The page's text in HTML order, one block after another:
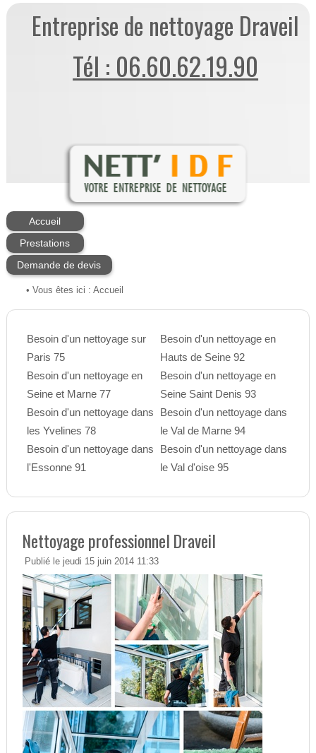
Entreprise de nettoyage Draveil
Tél : 06.60.62.19.90
Accueil
Prestations
Demande de devis
• Vous êtes ici : Accueil
Besoin d'un nettoyage sur
Paris 75
Besoin d'un nettoyage en
Seine et Marne 77
Besoin d'un nettoyage dans
les Yvelines 78
Besoin d'un nettoyage dans
l'Essonne 91
Besoin d'un nettoyage en
Hauts de Seine 92
Besoin d'un nettoyage en
Seine Saint Denis 93
Besoin d'un nettoyage dans
le Val de Marne 94
Besoin d'un nettoyage dans
le Val d'oise 95
Nettoyage professionnel Draveil
Publié le jeudi 15 juin 2014 11:33